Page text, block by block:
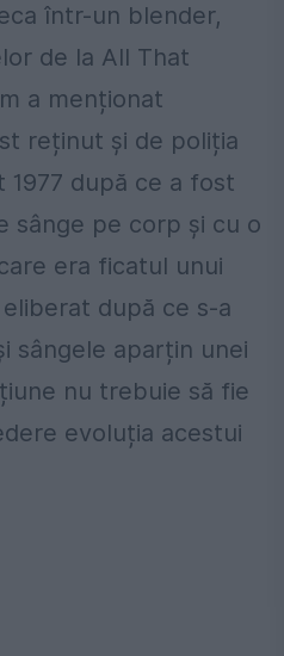
într-un blender,
de la All That
a menționat
reținut și de poliția
1977 după ce a fost
sânge pe corp și cu o
era ficatul unui
după ce s-a
sângele aparțin unei
nu trebuie să fie
evoluția acestui